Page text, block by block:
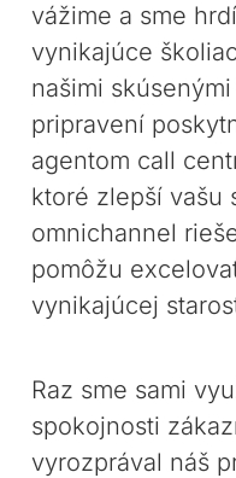
vážime a sme
vynikajúce
našimi
pripravení
agentom call
ktoré zlepší vašu
omnichannel
pomôžu
vynikajúcej
Raz sme sami
spokojnosti
vyrozprával náš